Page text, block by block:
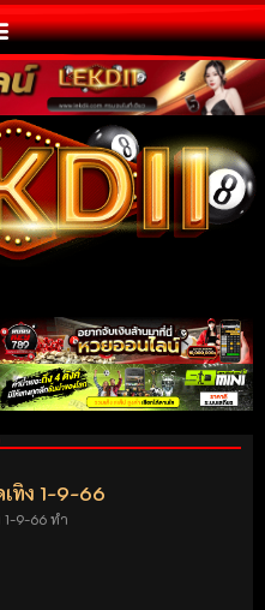
เทิง 1-9-66
1-9-66 ทำ